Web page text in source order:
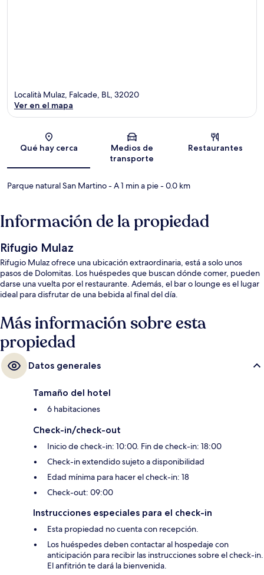
Sección del mapa
Località Mulaz, Falcade, BL, 32020
Ver en el mapa
Qué hay cerca
Medios de
transporte
Restaurantes
Parque natural San Martino- A 1 min a pie- 0.0 km
Información de la propiedad
Rifugio Mulaz
Rifugio Mulaz ofrece una ubicación extraordinaria, está a solo unos
pasos de Dolomitas. Los huéspedes que buscan dónde comer, pueden
darse una vuelta por el restaurante. Además, el bar o lounge es el lugar
ideal para disfrutar de una bebida al final del día.
Más información sobre esta
propiedad
Datos generales
Tamaño del hotel
6 habitaciones
Check-in/check-out
Inicio de check-in: 10:00. Fin de check-in: 18:00
Check-in extendido sujeto a disponibilidad
Edad mínima para hacer el check-in: 18
Check-out: 09:00
Instrucciones especiales para el check-in
Esta propiedad no cuenta con recepción.
Los huéspedes deben contactar al hospedaje con
anticipación para recibir las instrucciones sobre el check-in.
El anfitrión te dará la bienvenida.